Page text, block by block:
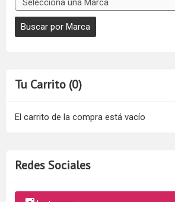
Tu Carrito (0)
El carrito de la compra está vacío
Redes Sociales